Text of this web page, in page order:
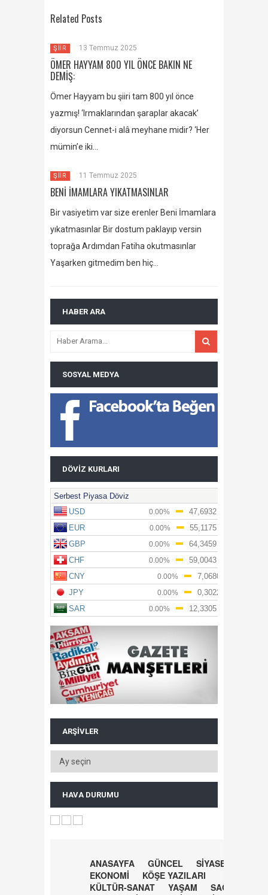
Related Posts
ŞİİR 13 Temmuz 2025
ÖMER HAYYAM 800 YIL ÖNCE BAKIN NE
DEMİŞ:
Ömer Hayyam bu şiiri tam 800 yıl önce
yazmış! ‘Irmaklarından şaraplar akacak’
diyorsun Cennet-i alâ meyhane midir? ‘Her
mümin’e iki…
ŞİİR 11 Temmuz 2025
BENİ İMAMLARA YIKATMASINLAR
Bir vasiyetim var size erenler Beni İmamlara
yıkatmasınlar Bir dostum paklayıp versin
toprağa Ardımdan Fatiha okutmasınlar
Yaşarken gitmedim ben hiç…
HABER ARA
SOSYAL MEDYA
DÖVIZ KURLARI
ARŞIVLER
HAVA DURUMU
ANASAYFA GÜNCEL
SİYASET
EKONOMİ
KÖŞE YAZILARI
KÜLTÜR-SANAT
YAŞAM
SAĞLIK